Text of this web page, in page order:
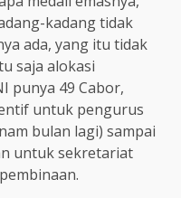
kadang tidak
ada, yang itu tidak
saja alokasi
punya 49 Cabor,
untuk pengurus
bulan lagi) sampai
untuk sekretariat